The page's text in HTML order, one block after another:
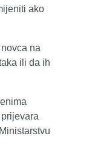
ako
na
ili da ih